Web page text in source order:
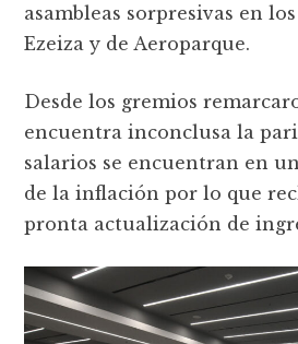
asambleas sorpresivas en
Ezeiza y de Aeroparque.
Desde los gremios
encuentra inconclusa la
salarios se encuentran en
de la inflación por lo que
pronta actualización de